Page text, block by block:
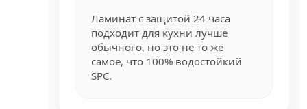
Ламинат с защитой 24 часа
подходит для кухни лучше
обычного, но это не то же
самое, что 100% водостойкий
SPC.